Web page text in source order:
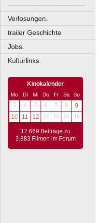
––––––––––––––––––––
Verlosungen.
trailer Geschichte
Jobs.
Kulturlinks.
Kinokalender
Mo Di Mi Do Fr Sa
So
3
4 5 6 7 8
9
10
11 12 13 14 15 16
12.669 Beiträge zu
3.883 Filmen im Forum